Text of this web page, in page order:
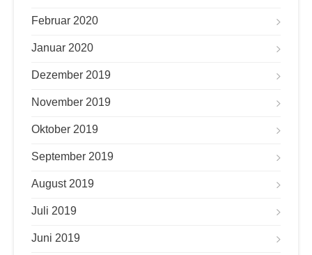
Februar 2020
Januar 2020
Dezember 2019
November 2019
Oktober 2019
September 2019
August 2019
Juli 2019
Juni 2019